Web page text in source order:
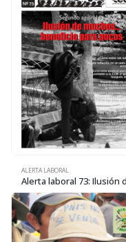
ALERTA LABORAL